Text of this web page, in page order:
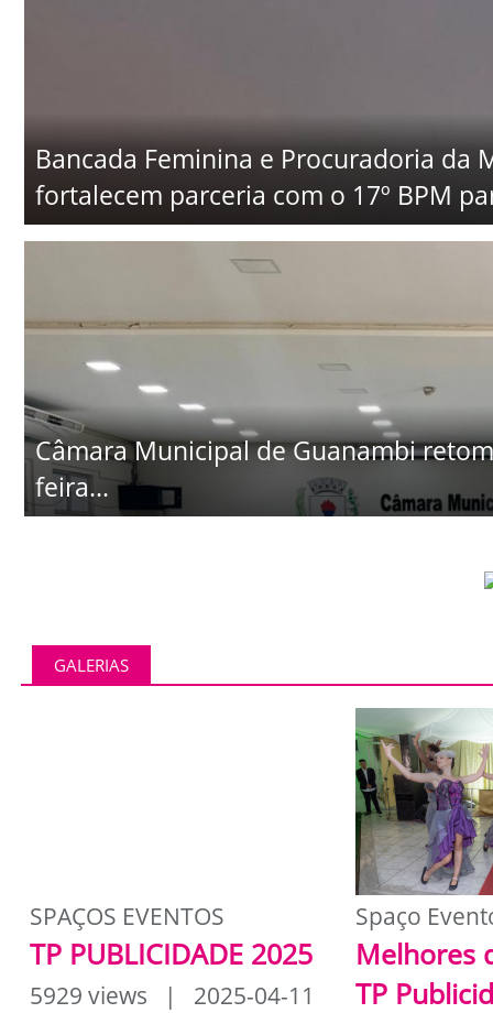
Bancada Feminina e Procuradoria da
fortalecem parceria com o 17º BPM
Câmara Municipal de Guanambi
feira...
GALERIAS
SPAÇOS EVENTOS
TP PUBLICIDADE 2025
5929 views | 2025-04-11
Spaço
Melhores
TP